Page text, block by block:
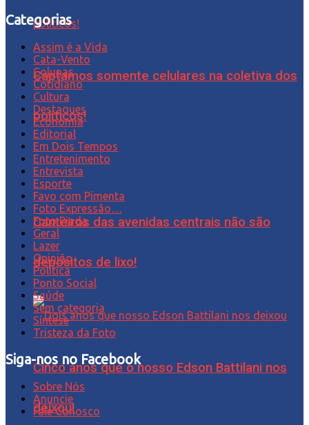
Captamos somente celulares na coletiva dos
políticos!
Canteiros das avenidas centrais não são
depósitos de lixo!
Cinco anos que o nosso Edson Battilani nos
deixou!
Categorias
Assim é a Vida
Cata-Vento
Colunas
Cotidiano
Cultura
Destaques
Economia
Editorial
Em Dois Tempos
Entretenimento
Entrevista
Esporte
Favo com Pimenta
Foto Expressão…
Foto Piada
Geral
Lazer
Opinião
Política
Ponto Social
Saúde
Sem categoria
Síntese
Tristeza da Foto
Siga-nos no Facebook
Sobre Nós
Anuncie
Fale Conosco